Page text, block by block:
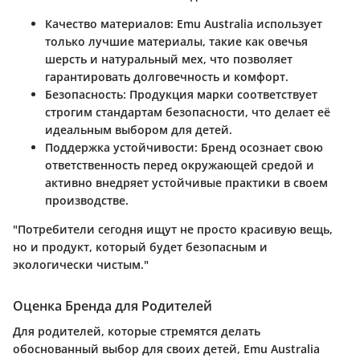
Качество материалов: Emu Australia использует
только лучшие материалы, такие как овечья
шерсть и натуральный мех, что позволяет
гарантировать долговечность и комфорт.
Безопасность: Продукция марки соответствует
строгим стандартам безопасности, что делает её
идеальным выбором для детей.
Поддержка устойчивости: Бренд осознает свою
ответственность перед окружающей средой и
активно внедряет устойчивые практики в своем
производстве.
"Потребители сегодня ищут не просто красивую вещь,
но и продукт, который будет безопасным и
экологически чистым."
Оценка Бренда для Родителей
Для родителей, которые стремятся делать
обоснованный выбор для своих детей, Emu Australia